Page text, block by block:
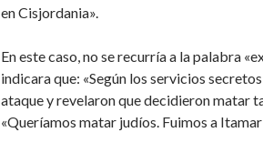
en Cisjordania».
En este caso, no se recurría a la palabra
indicara que: «Según los servicios
ataque y revelaron que decidieron matar
«Queríamos matar judíos. Fuimos a